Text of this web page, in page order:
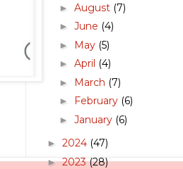
► August (7)
► June (4)
► May (5)
► April (4)
► March (7)
► February (6)
► January (6)
► 2024 (47)
►2023(28)